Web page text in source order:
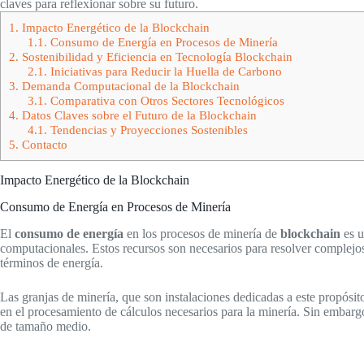
claves para reflexionar sobre su futuro.
1. Impacto Energético de la Blockchain
1.1. Consumo de Energía en Procesos de Minería
2. Sostenibilidad y Eficiencia en Tecnología Blockchain
2.1. Iniciativas para Reducir la Huella de Carbono
3. Demanda Computacional de la Blockchain
3.1. Comparativa con Otros Sectores Tecnológicos
4. Datos Claves sobre el Futuro de la Blockchain
4.1. Tendencias y Proyecciones Sostenibles
5. Contacto
Impacto Energético de la Blockchain
Consumo de Energía en Procesos de Minería
El consumo de energía en los procesos de minería de blockchain es
computacionales. Estos recursos son necesarios para resolver
términos de energía.
Las granjas de minería, que son instalaciones dedicadas a este
en el procesamiento de cálculos necesarios para la minería. Sin
de tamaño medio.